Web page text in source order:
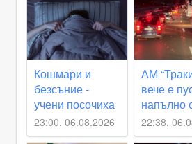
Кошмари и
безсъние -
учени посочиха
основателна
причина
23:00, 06.08.2026
АМ
вече е
напълно
пожара
22:38,